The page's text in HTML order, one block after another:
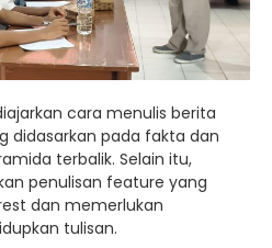
cara menulis berita
didasarkan pada fakta dan
terbalik. Selain itu,
penulisan feature yang
dan memerlukan
tulisan.